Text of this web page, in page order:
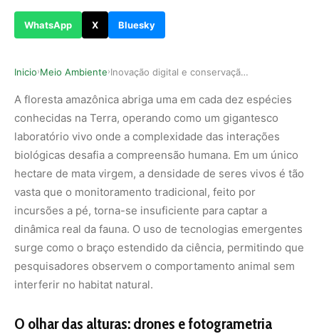
WhatsApp X Bluesky
Inicio›Meio Ambiente› Inovação digital e conservação ambiental na Ama…
A floresta amazônica abriga uma em cada dez espécies
conhecidas na Terra, operando como um gigantesco
laboratório vivo onde a complexidade das interações
biológicas desafia a compreensão humana. Em um único
hectare de mata virgem, a densidade de seres vivos é tão
vasta que o monitoramento tradicional, feito por
incursões a pé, torna-se insuficiente para captar a
dinâmica real da fauna. O uso de tecnologias emergentes
surge como o braço estendido da ciência, permitindo que
pesquisadores observem o comportamento animal sem
interferir no habitat natural.
O olhar das alturas: drones e fotogrametria